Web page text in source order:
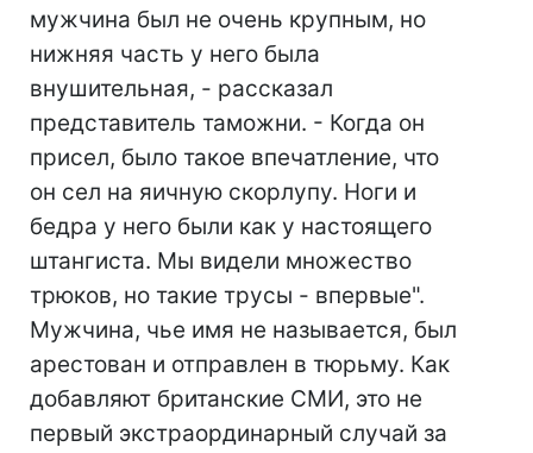
мужчина был не очень крупным, но
нижняя часть у него была
внушительная, - рассказал
представитель таможни. - Когда он
присел, было такое впечатление, что
он сел на яичную скорлупу. Ноги и
бедра у него были как у настоящего
штангиста. Мы видели множество
трюков, но такие трусы - впервые".
Мужчина, чье имя не называется, был
арестован и отправлен в тюрьму. Как
добавляют британские СМИ, это не
первый экстраординарный случай за